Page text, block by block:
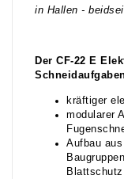
in Hallen -
Der CF-22 E
kräftiger
modularer
Aufbau